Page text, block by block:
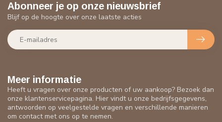
Meer informatie
Heeft u vragen over onze producten of uw aankoop? Bezoek dan
onze klantenservicepagina. Hier vindt u onze bedrijfsgegevens,
antwoorden op veelgestelde vragen en verschillende manieren
om contact met ons op te nemen.
Abonneer je op onze nieuwsbrief
Blijf op de hoogte over onze laatste acties